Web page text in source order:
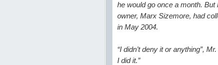
he would go once a month.
owner, Marx Sizemore, had
in May 2004.
“I didn’t deny it or anything”,
I did it.”